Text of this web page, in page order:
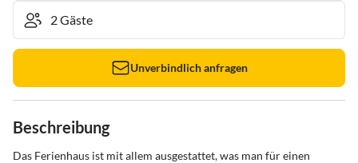
Unverbindlich anfragen
Beschreibung
Das Ferienhaus ist mit allem ausgestattet, was man für einen